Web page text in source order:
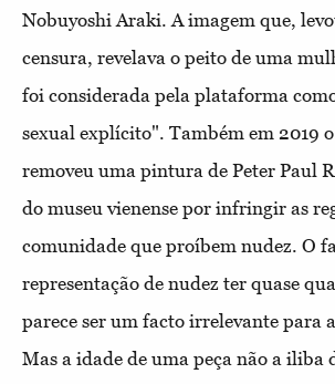
Nobuyoshi Araki. A imagem que,
censura, revelava o peito de uma
foi considerada pela plataforma
sexual explícito". Também em 2019
removeu uma pintura de Peter Paul
do museu vienense por infringir as
comunidade que proíbem nudez. O
representação de nudez ter quase
parece ser um facto irrelevante para
Mas a idade de uma peça não a iliba